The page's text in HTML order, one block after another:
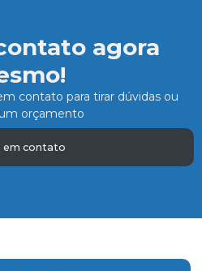
agora
contato para tirar dúvidas ou
orçamento
em contato